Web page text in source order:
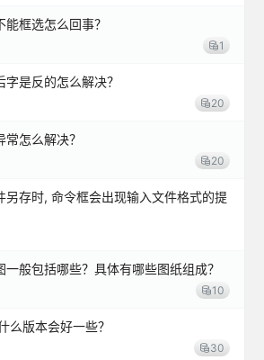
框选怎么回事？
1
是反的怎么解决？
20
怎么解决？
20
另存时, 命令框会出现输入文件格式的提
一般包括哪些？具体有哪些图纸组成？
10
么版本会好一些？
30